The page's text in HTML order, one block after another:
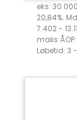
eks:
20,84%.
7.402 -
maks
Løbetid: 3